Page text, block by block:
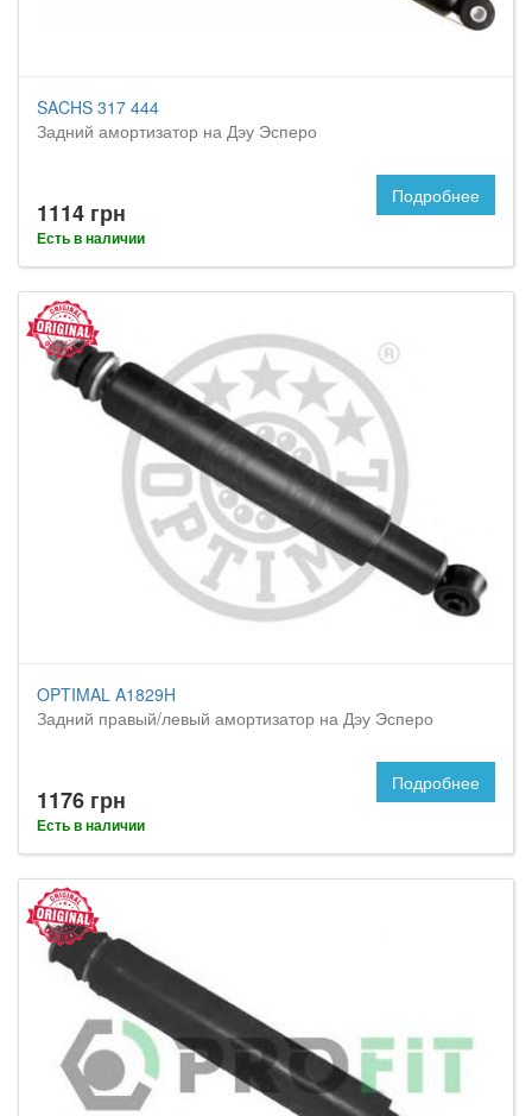
SACHS 317 444
Задний амортизатор на Дэу Эсперо
1114 грн
Есть в наличии
Подробнее
OPTIMAL A1829H
Задний правый/левый амортизатор на Дэу Эсперо
1176 грн
Есть в наличии
Подробнее